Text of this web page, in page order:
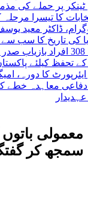
پر حملے کی مذمت
کا تیسرا مرحلہ کل
ڈاکٹر معید یوسف
صدر کا
کیلئے پاکستان کے
کا دورہ،
معاہدہ خطے کے
معمولی
سمجھ کر